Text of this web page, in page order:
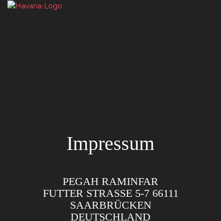
Impressum
PEGAH RAMINFAR
FUTTER STRASSE 5-7 66111 S
AARBRÜCKEN
DEUTSCHLAND